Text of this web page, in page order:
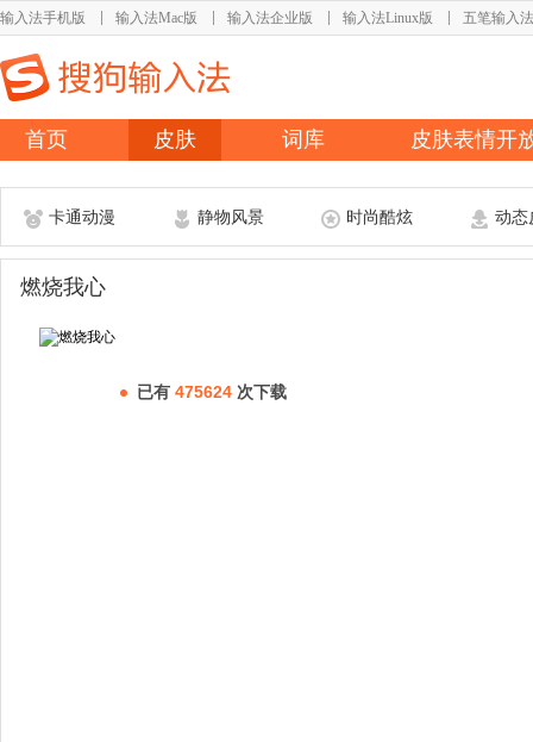
输入法手机版 输入法Mac版 输入法企业版 输入法Linux版 五笔输入法
首页 皮肤 词库 皮肤表情开
卡通动漫 静物风景 时尚酷炫 动态
燃烧我心
已有 475624 次下载